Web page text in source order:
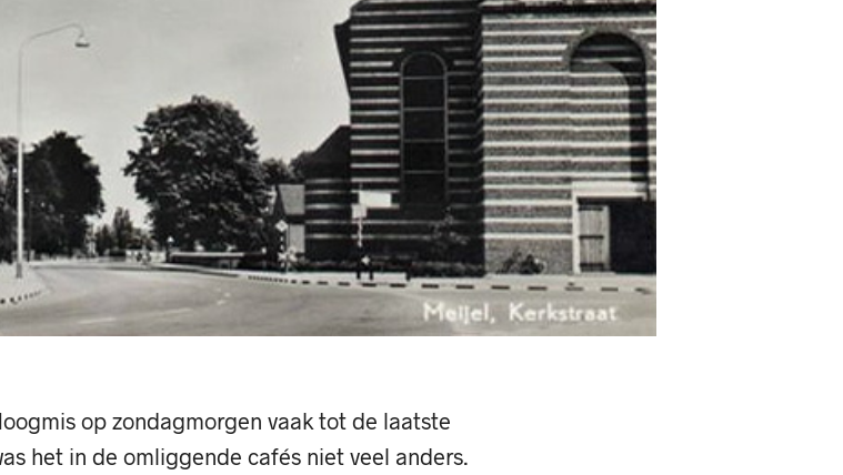
op zondagmorgen vaak tot de laatste
het in de omliggende cafés niet veel anders.